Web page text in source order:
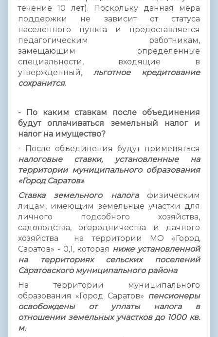
течение 10 лет). Поскольку данная мера
поддержки не зависит от статуса
населенного пункта и предоставляется
педагогическим работникам,
замещающим определенные
специальности, входящие в
утвержденный, льготное кредитование
сохранится.
- По каким ставкам после объединения
будут оплачиваться земельный налог и
налог на имущество?
- После объединения будут применяться
налоговые ставки, установленные на
территории муниципального образования
«Город Саратов».
Ставка земельного налогафизическим
лицам, имеющим земельные участки для
личного подсобного хозяйства,
садоводства, огородничества и дачного
хозяйства на территории МО «Город
Саратов» - 0,1, которая ниже установленной
на территориях сельских поселений
Саратовского муниципального района.
На территории муниципального
образования «Город Саратов» пенсионеры
освобождены от уплаты налога в
отношении земельных участков до 1000 кв.
м.